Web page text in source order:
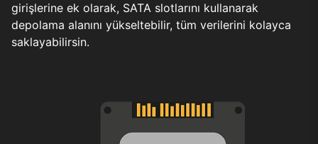
girişlerine ek olarak, SATA slotlarını kullanarak
depolama alanını yükseltebilir, tüm verilerini kolayca
saklayabilirsin.